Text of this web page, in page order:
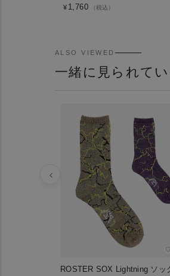
¥ 1,760 （税込）
ALSO VIEWED
一緒に見られて
♡
ROSTER SOX Lightning ソッ